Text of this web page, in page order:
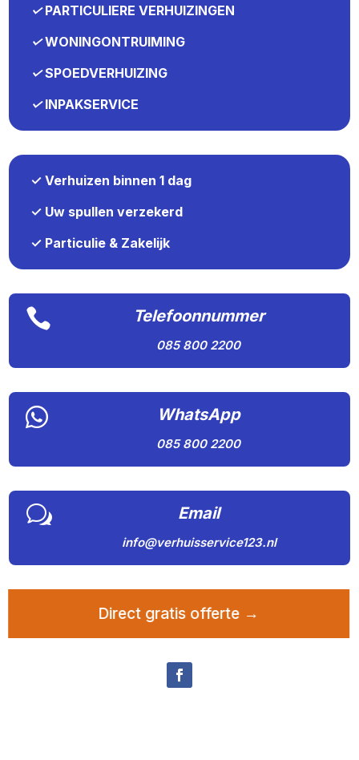
✓PARTICULIERE VERHUIZINGEN
✓WONINGONTRUIMING
✓SPOEDVERHUIZING
✓INPAKSERVICE
✓ Verhuizen binnen 1 dag
✓ Uw spullen verzekerd
✓ Particulie & Zakelijk
 Telefoonnummer
085 800 2200
 WhatsApp
085 800 2200
w Email
info@verhuisservice123.nl
Direct gratis offerte →